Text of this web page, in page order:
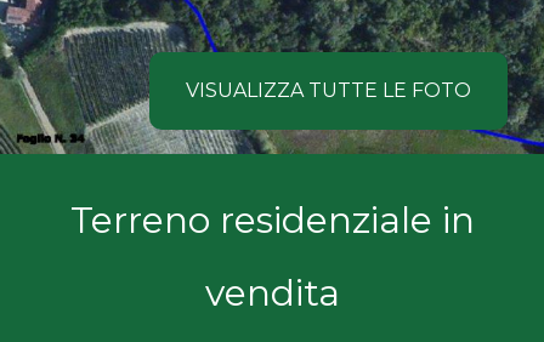
VISUALIZZA TUTTE LE FOTO
Terreno residenziale in
vendita
COSA
CERCANO
NOSTRI
Comune
Tipologia